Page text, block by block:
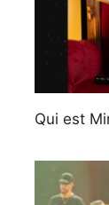
Qui est